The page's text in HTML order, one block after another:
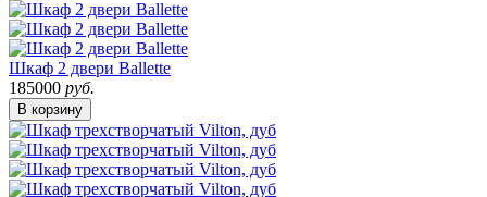
Шкаф 2 двери Ballette
185000 руб.
В корзину